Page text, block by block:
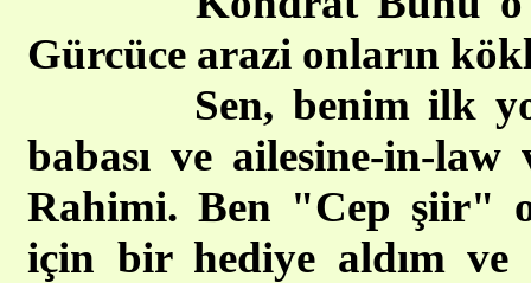
Gürcüce arazi onların
Sen, benim ilk
babası ve ailesine-in-
Rahimi. Ben "Cep şiir"
için bir hediye aldım